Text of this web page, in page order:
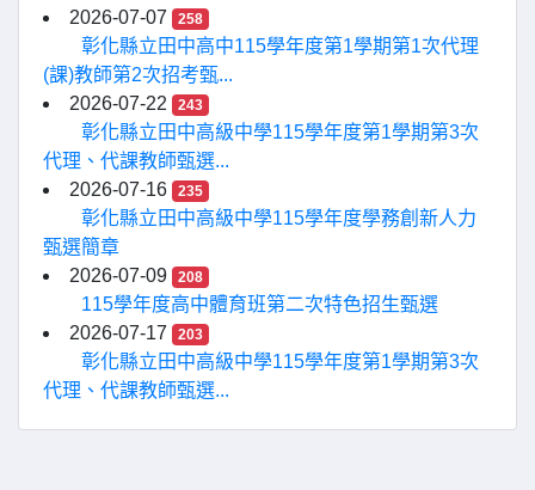
2026-07-07
258
彰化縣立田中高中115學年度第1學期第1次代理
(課)教師第2次招考甄...
2026-07-22
243
彰化縣立田中高級中學115學年度第1學期第3次
代理、代課教師甄選...
2026-07-16
235
彰化縣立田中高級中學115學年度學務創新人力
甄選簡章
2026-07-09
208
115學年度高中體育班第二次特色招生甄選
2026-07-17
203
彰化縣立田中高級中學115學年度第1學期第3次
代理、代課教師甄選...